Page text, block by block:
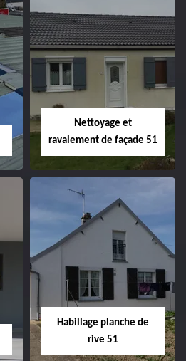
Changement de
velux 51
Nettoyage et
ravalement de façade 51
Nettoyage et
ravalement de
façade 51
Habillage planche de
rive 51